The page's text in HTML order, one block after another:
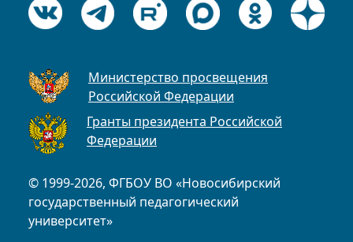
© 1999-2026, ФГБОУ ВО «Новосибирский
государственный педагогический
университет»
Министерство просвещения
Российской Федерации
Гранты президента Российской
Федерации